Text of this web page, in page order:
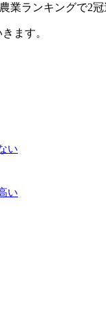
ランキングで2
ます。
い
い